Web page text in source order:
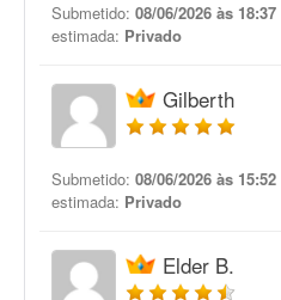
Submetido: 08/06/2026 às 18:37
estimada: Privado
Gilberth
Submetido: 08/06/2026 às 15:52
estimada: Privado
Elder B.